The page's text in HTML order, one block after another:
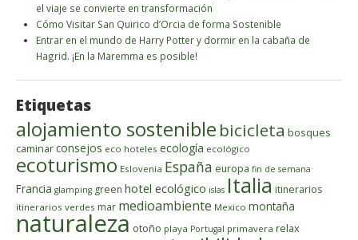
el viaje se convierte en transformación
Cómo Visitar San Quirico d’Orcia de forma Sostenible
Entrar en el mundo de Harry Potter y dormir en la cabaña de
Hagrid. ¡En la Maremma es posible!
Etiquetas
alojamiento sostenible bicicleta bosques
caminarconsejos eco hoteles ecología ecológico
ecoturismo Eslovenia España europa fin de semana
Francia glamping green hotel ecológico islas Italia itinerarios
itinerarios verdes mar medioambiente Mexico montaña
naturaleza otoño playa Portugal primavera relax